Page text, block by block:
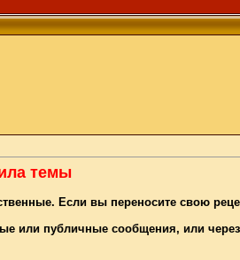
темы
Если вы переносите свою
или публичные сообщения, или